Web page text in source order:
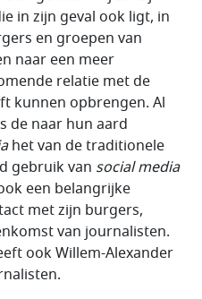
in zijn geval ook ligt, in
en groepen van
naar een meer
relatie met de
kunnen opbrengen. Al
de naar hun aard
het van de traditionele
gebruik van social media
een belangrijke
met zijn burgers,
van journalisten.
ook Willem-Alexander